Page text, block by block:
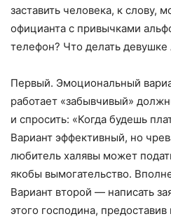
заставить человека, к слову,
официанта с привычками
телефон? Что делать девушке
Первый. Эмоциональный
работает «забывчивый»
и спросить: «Когда будешь
Вариант эффективный, но
любитель халявы может
якобы вымогательство.
Вариант второй — написать
этого господина,